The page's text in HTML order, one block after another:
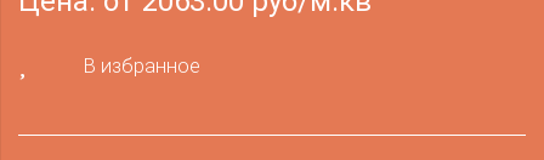
В избранное